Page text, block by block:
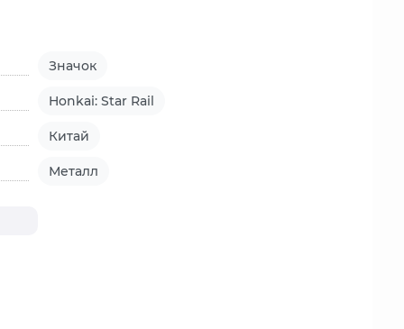
Значок
Honkai: Star Rail
Китай
Металл